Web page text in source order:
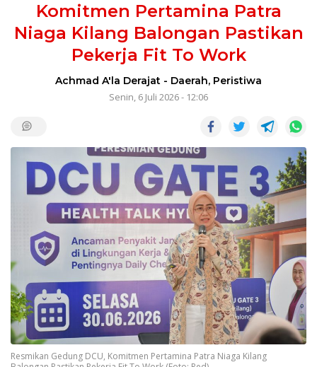
Komitmen Pertamina Patra
Niaga Kilang Balongan Pastikan
Pekerja Fit To Work
Achmad A'la Derajat - Daerah, Peristiwa
Senin, 6 Juli 2026 - 12:06
Resmikan Gedung DCU, Komitmen Pertamina Patra Niaga Kilang